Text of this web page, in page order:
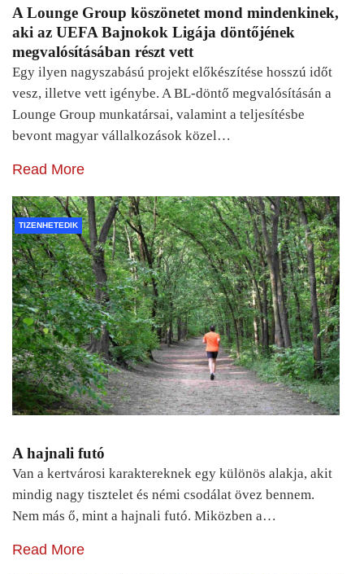
A Lounge Group köszönetet mond mindenkinek,
aki az UEFA Bajnokok Ligája döntőjének
megvalósításában részt vett
Egy ilyen nagyszabású projekt előkészítése hosszú időt
vesz, illetve vett igénybe. A BL-döntő megvalósításán a
Lounge Group munkatársai, valamint a teljesítésbe
bevont magyar vállalkozások közel…
Read More
TIZENHETEDIK
A hajnali futó
Van a kertvárosi karaktereknek egy különös alakja, akit
mindig nagy tisztelet és némi csodálat övez bennem.
Nem más ő, mint a hajnali futó. Miközben a…
Read More